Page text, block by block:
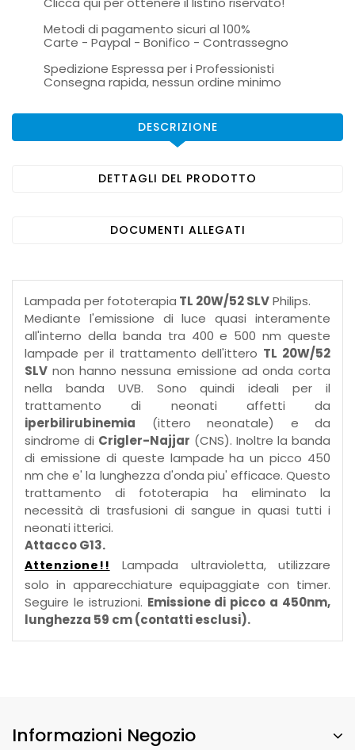
Metodi di pagamento sicuri al 100%
Carte - Paypal - Bonifico - Contrassegno
Spedizione Espressa per i Professionisti
Consegna rapida, nessun ordine minimo
DESCRIZIONE
DETTAGLI DEL PRODOTTO
DOCUMENTI ALLEGATI
Lampada per fototerapia TL 20W/52 SLVPhilips.
Mediante l'emissione di luce quasi interamente
all'interno della banda tra 400 e 500 nm queste
lampade per il trattamento dell'ittero TL 20W/52
SLV non hanno nessuna emissione ad onda corta
nella banda UVB. Sono quindi ideali per il
trattamento di neonati affetti da
iperbilirubinemia (ittero neonatale) e da
sindrome di Crigler-Najjar (CNS). Inoltre la banda
di emissione di queste lampade ha un picco 450
nm che e' la lunghezza d'onda piu' efficace. Questo
trattamento di fototerapia ha eliminato la
necessità di trasfusioni di sangue in quasi tutti i
neonati itterici.
Attacco G13.
Attenzione!!
Lampada ultravioletta, utilizzare
solo in apparecchiature equipaggiate con timer.
Seguire le istruzioni. Emissione di picco a 450nm,
lunghezza 59 cm (contatti esclusi).
Informazioni Negozio